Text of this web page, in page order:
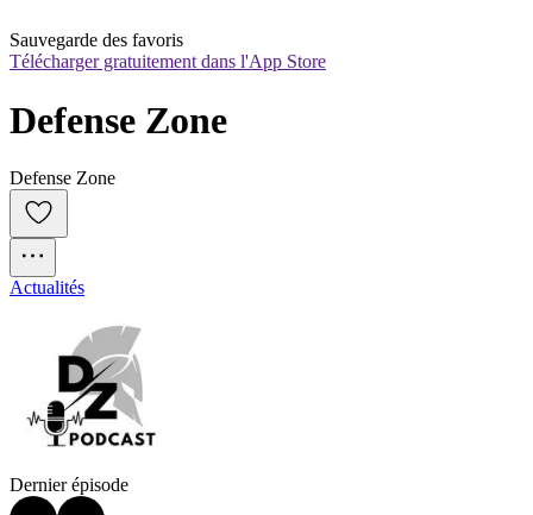
Sauvegarde des favoris
Télécharger gratuitement dans l'App Store
Defense Zone
Defense Zone
Actualités
Dernier épisode